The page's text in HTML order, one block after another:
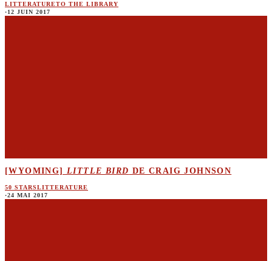
LITTERATURETO THE LIBRARY
·12 JUIN 2017
[WYOMING] LITTLE BIRD DE CRAIG JOHNSON
50 STARSLITTERATURE
·24 MAI 2017